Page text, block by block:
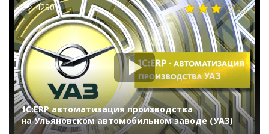
4290
1С:ERP автоматизация производства
на Ульяновском автомобильном заводе (УАЗ)